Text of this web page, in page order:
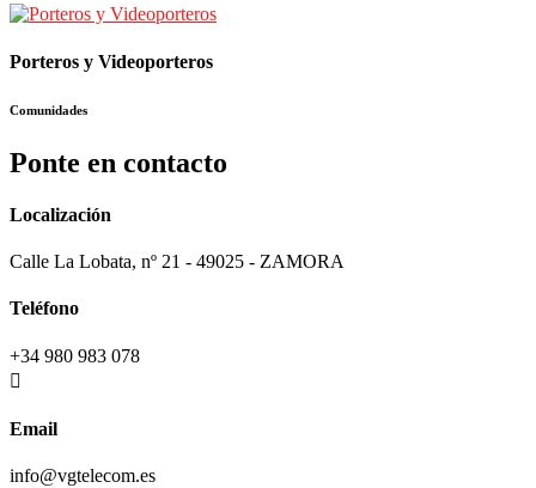
Porteros y Videoporteros
Comunidades
Ponte en contacto
Localización
Calle La Lobata, nº 21 - 49025 - ZAMORA
Teléfono
+34 980 983 078
Email
info@vgtelecom.es